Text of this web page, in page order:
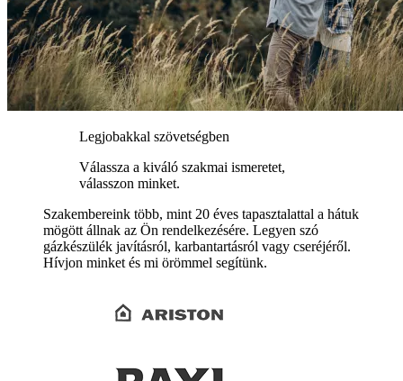
Legjobakkal szövetségben
Válassza a kiváló szakmai ismeretet,
válasszon minket.
Szakembereink több, mint 20 éves tapasztalattal a hátuk
mögött állnak az Ön rendelkezésére. Legyen szó
gázkészülék javításról, karbantartásról vagy cseréjéről.
Hívjon minket és mi örömmel segítünk.